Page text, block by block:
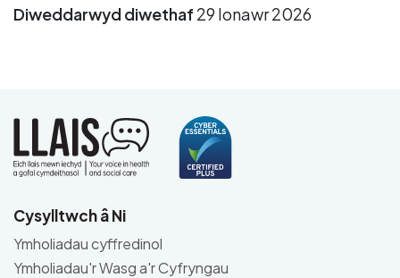
Diweddarwyd diwethaf 29 Ionawr 2026
Cysylltwch â Ni
Ymholiadau cyffredinol
Ymholiadau'r Wasg a'r Cyfryngau